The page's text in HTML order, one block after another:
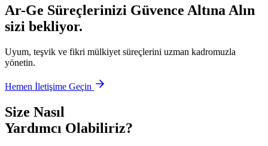
Ar-Ge Süreçlerinizi Güvence Altına Alın
sizi bekliyor.
Uyum, teşvik ve fikri mülkiyet süreçlerini uzman kadromuzla
yönetin.
Hemen İletişime Geçin
Size Nasıl
Yardımcı Olabiliriz?